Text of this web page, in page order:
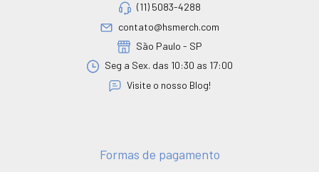
(11) 5083-4288
contato@hsmerch.com
São Paulo - SP
Seg a Sex. das 10:30 as 17:00
Visite o nosso Blog!
Formas de pagamento